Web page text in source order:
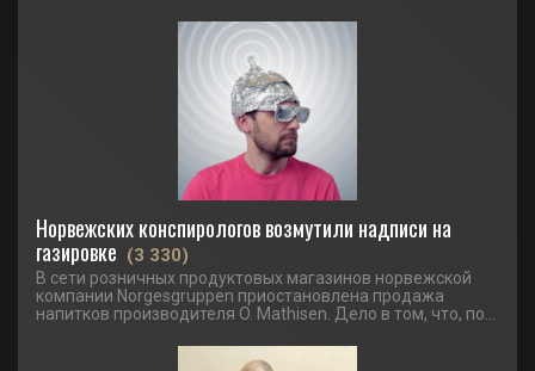
Норвежских конспирологов возмутили надписи на
газировке (3 330)
В сети розничных продуктовых магазинов норвежской
компании Norgesgruppen приостановлена продажа
напитков производителя O. Mathisen. Дело в том, что, по...